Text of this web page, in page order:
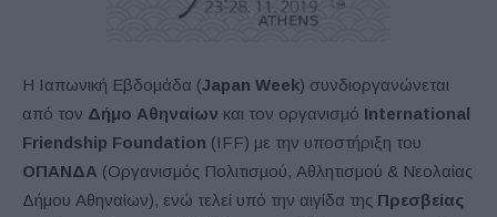
Η Ιαπωνική Εβδομάδα (Japan Week) συνδιοργανώνεται
από τον Δήμο Αθηναίων και τον οργανισμό International
Friendship Foundation (IFF) με την υποστήριξη του
ΟΠΑΝΔΑ (Οργανισμός Πολιτισμού, Αθλητισμού & Νεολαίας
Δήμου Αθηναίων), ενώ τελεί υπό την αιγίδα της Πρεσβείας